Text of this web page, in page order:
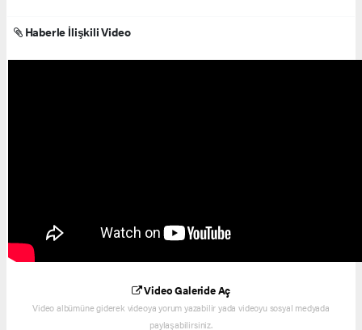
Haberle İlişkili Video
Video Galeride Aç
Video albümüne giderek videoya yorum yazabilir yada videoyu sosyal medyada
paylaşabilirsiniz.